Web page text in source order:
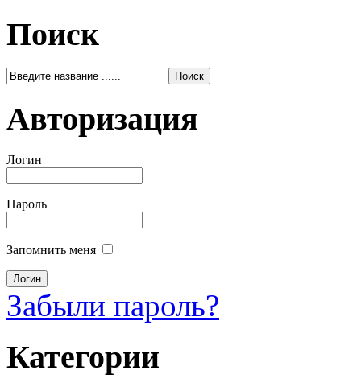
Поиск
Авторизация
Логин
Пароль
Запомнить меня
Забыли пароль?
Категории